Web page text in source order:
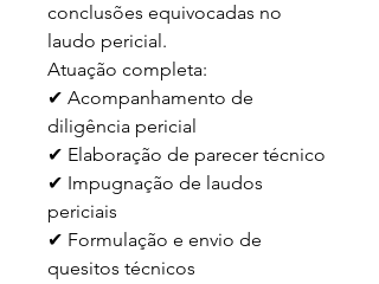
conclusões equivocadas no
laudo pericial.
Atuação completa:
✔ Acompanhamento de
diligência pericial
✔ Elaboração de parecer técnico
✔ Impugnação de laudos
periciais
✔ Formulação e envio de
quesitos técnicos